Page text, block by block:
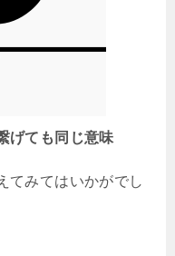
げても同じ意味
てみてはいかがでし